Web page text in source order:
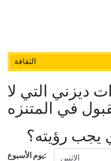
الثقافة
إجازات ديزني التي لا
في المتنزه
يجب رؤيته؟
يوم الأسبوع: